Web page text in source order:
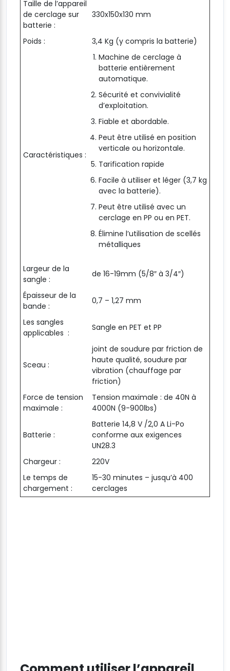
Taille de l’appareil
de cerclage sur
batterie :
330x150x130 mm
Poids : 3,4 Kg (y compris la batterie)
Caractéristiques :
Machine de cerclage à
batterie entièrement
automatique.
Sécurité et convivialité
d’exploitation.
Fiable et abordable.
Peut être utilisé en position
verticale ou horizontale.
Tarification rapide
Facile à utiliser et léger (3,7 kg
avec la batterie).
Peut être utilisé avec un
cerclage en PP ou en PET.
Élimine l’utilisation de scellés
métalliques
Largeur de la
sangle :
de 16-19mm (5/8″ à 3/4″)
Épaisseur de la
bande :
0,7 – 1,27 mm
Les sangles
applicables :
Sangle en PET et PP
Sceau :
joint de soudure par friction de
haute qualité, soudure par
vibration (chauffage par
friction)
Force de tension
maximale :
Tension maximale : de 40N à
4000N (9-900lbs)
Batterie :
Batterie 14,8 V /2,0 A Li-Po
conforme aux exigences
UN28.3
Chargeur :
220V
Le temps de
chargement :
15-30 minutes – jusqu’à 400
cerclages